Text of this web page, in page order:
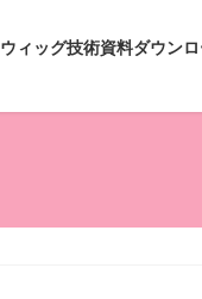
ウィッグ技術資料ダウン